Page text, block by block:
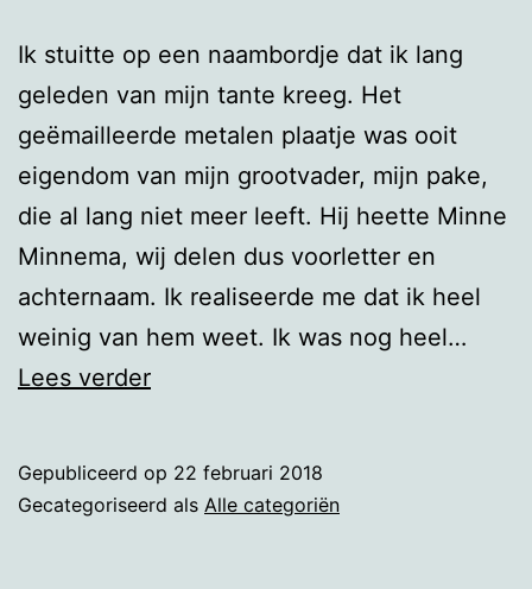
Ik stuitte op een naambordje dat ik lang
geleden van mijn tante kreeg. Het
geëmailleerde metalen plaatje was ooit
eigendom van mijn grootvader, mijn pake,
die al lang niet meer leeft. Hij heette Minne
Minnema, wij delen dus voorletter en
achternaam. Ik realiseerde me dat ik heel
weinig van hem weet. Ik was nog heel…
Lees verderPake
Gepubliceerd op 22 februari 2018
Gecategoriseerd als Alle categoriën